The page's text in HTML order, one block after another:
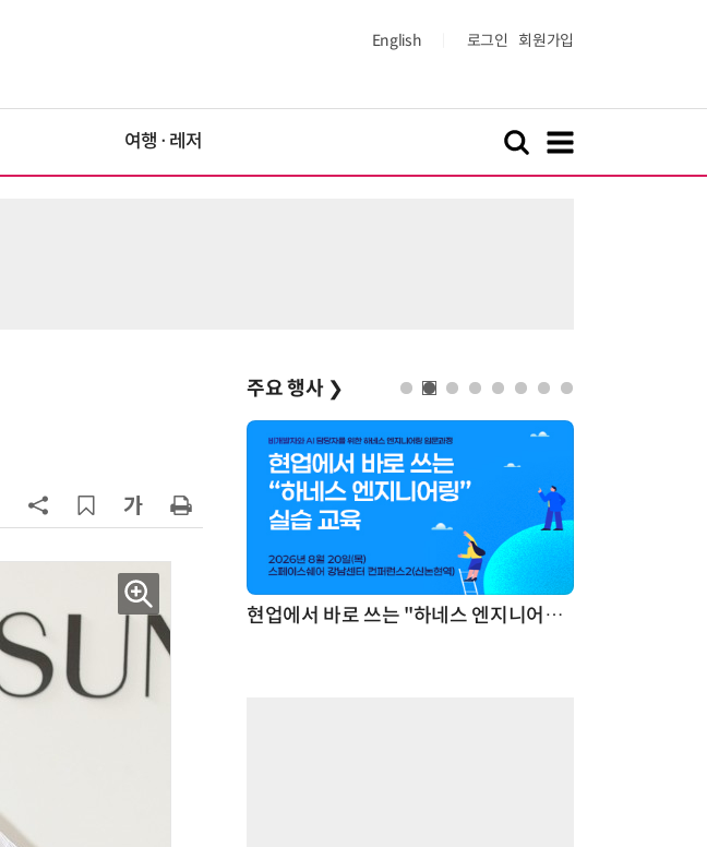
English 로그인 회원가입
여행·레저
주요 행사 ❯
현업에서 바로 쓰는 "하네스 엔지니어링" 실습 교육